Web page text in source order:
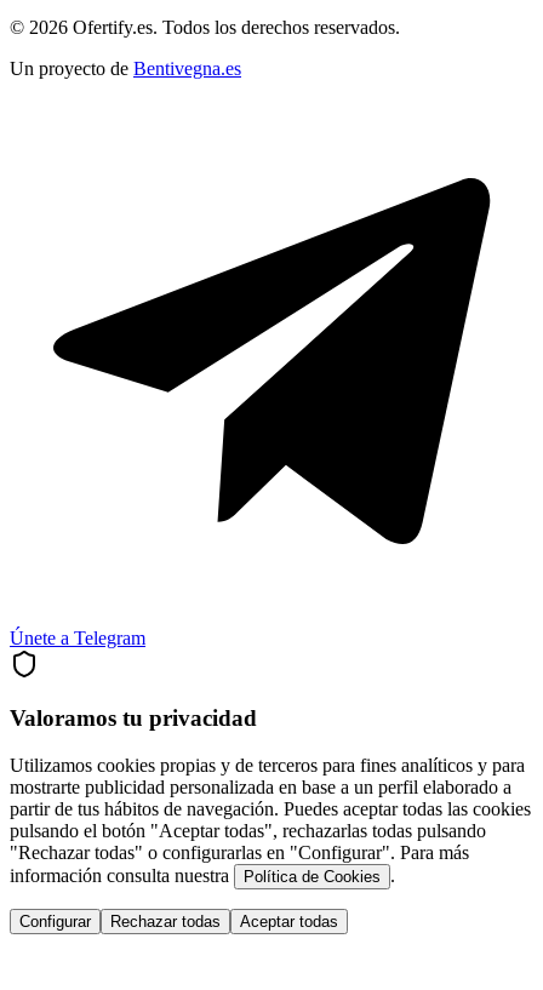
© 2026 Ofertify.es. Todos los derechos reservados.
Un proyecto de Bentivegna.es
Únete a Telegram
Valoramos tu privacidad
Utilizamos cookies propias y de terceros para fines analíticos y para
mostrarte publicidad personalizada en base a un perfil elaborado a
partir de tus hábitos de navegación. Puedes aceptar todas las cookies
pulsando el botón "Aceptar todas", rechazarlas todas pulsando
"Rechazar todas" o configurarlas en "Configurar". Para más
información consulta nuestra
Política de Cookies .
Configurar Rechazar todas Aceptar todas